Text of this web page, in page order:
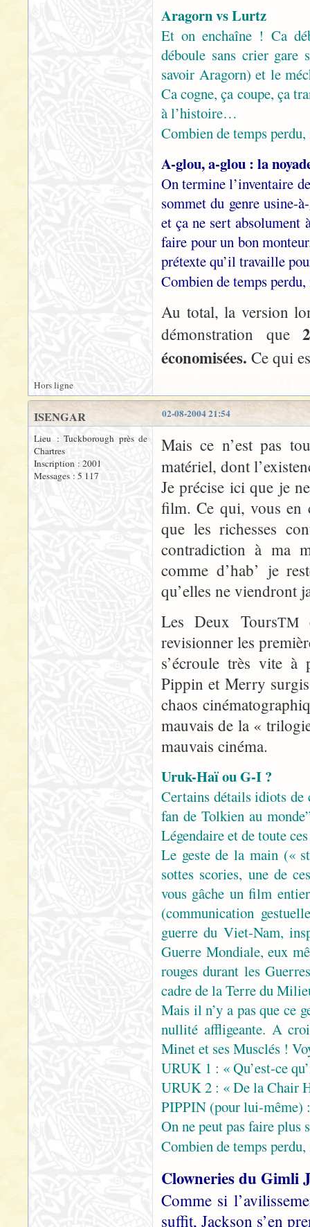
Aragorn vs Lurtz
Et on enchaîne ! Ca
déboule sans crier gare
savoir Aragorn) et le
Ca cogne, ça coupe, ça
à l’histoire…
Combien de temps
A-glou, a-glou : la
On termine l’inventaire
sommet du genre usine-
et ça ne sert absolument
faire pour un bon
prétexte qu’il travaille
Combien de temps
Au total, la version
démonstration que
économisées. Ce qui
Hors ligne
02-08-2004 21:54
ISENGAR
Lieu : Tuckborough près de
Chartres
Inscription : 2001
Messages : 5 117
Mais ce n’est pas
matériel, dont
Je précise ici que je
film. Ce qui, vous en
que les richesses
contradiction à ma
comme d’hab’ je
qu’elles ne viendront
Les Deux ToursTM
revisionner les
s’écroule très vite
Pippin et Merry
chaos
mauvais de la «
mauvais cinéma.
Uruk-Haï ou G-I ?
Certains détails idiots de
fan de Tolkien au
Légendaire et de toute
Le geste de la main («
sottes scories, une de
vous gâche un film
(communication
guerre du Viet-Nam,
Guerre Mondiale, eux
rouges durant les
cadre de la Terre du
Mais il n’y a pas que ce
nullité affligeante. A
Minet et ses Musclés !
URUK 1 : « Qu’est-ce
URUK 2 : « De la Chair
PIPPIN (pour lui-
On ne peut pas faire
Combien de temps
Clowneries du Gimli
Comme si
suffit, Jackson s’en